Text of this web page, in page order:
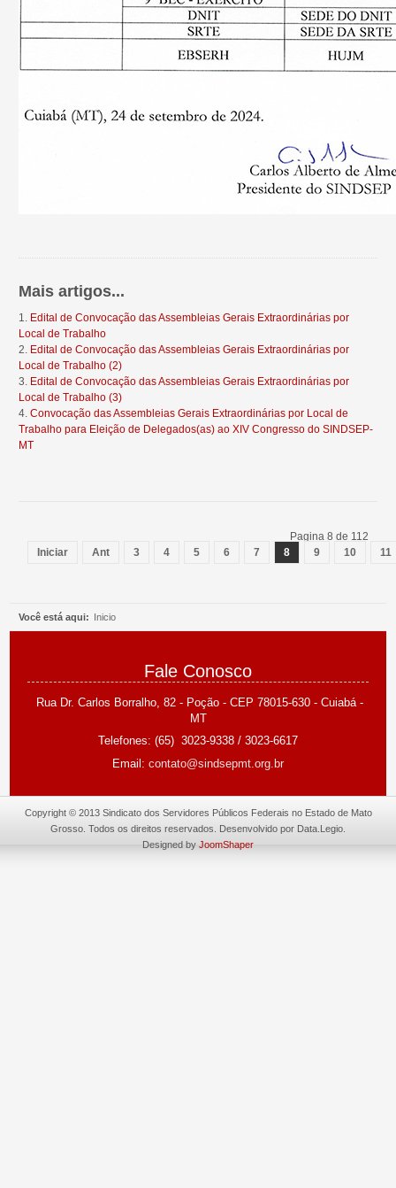
Mais artigos...
Edital de Convocação das Assembleias Gerais Extraordinárias por
Local de Trabalho
Edital de Convocação das Assembleias Gerais Extraordinárias por
Local de Trabalho (2)
Edital de Convocação das Assembleias Gerais Extraordinárias por
Local de Trabalho (3)
Convocação das Assembleias Gerais Extraordinárias por Local de
Trabalho para Eleição de Delegados(as) ao XIV Congresso do SINDSEP-
MT
Pagina 8 de 112
Iniciar
Ant 3 4 5 6 7 8 9 10 11
Você está aqui: Inicio
Fale Conosco
Rua Dr. Carlos Borralho, 82 - Poção - CEP 78015-630 - Cuiabá -
MT
Telefones: (65) 3023-9338 / 3023-6617
Email: contato@sindsepmt.org.br
Copyright © 2013 Sindicato dos Servidores Públicos Federais no Estado de Mato
Grosso. Todos os direitos reservados. Desenvolvido por Data.Legio.
Designed by JoomShaper